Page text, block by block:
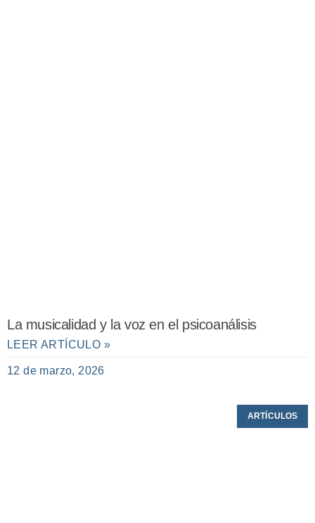
La musicalidad y la voz en el psicoanálisis
LEER ARTÍCULO »
12 de marzo, 2026
ARTÍCULOS